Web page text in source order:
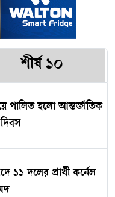
শীর্ষ ১০
পালিত হলো আন্তর্জাতিক
১১ দলের প্রার্থী কর্নেল